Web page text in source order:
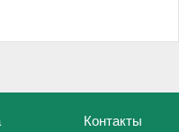
Контакты